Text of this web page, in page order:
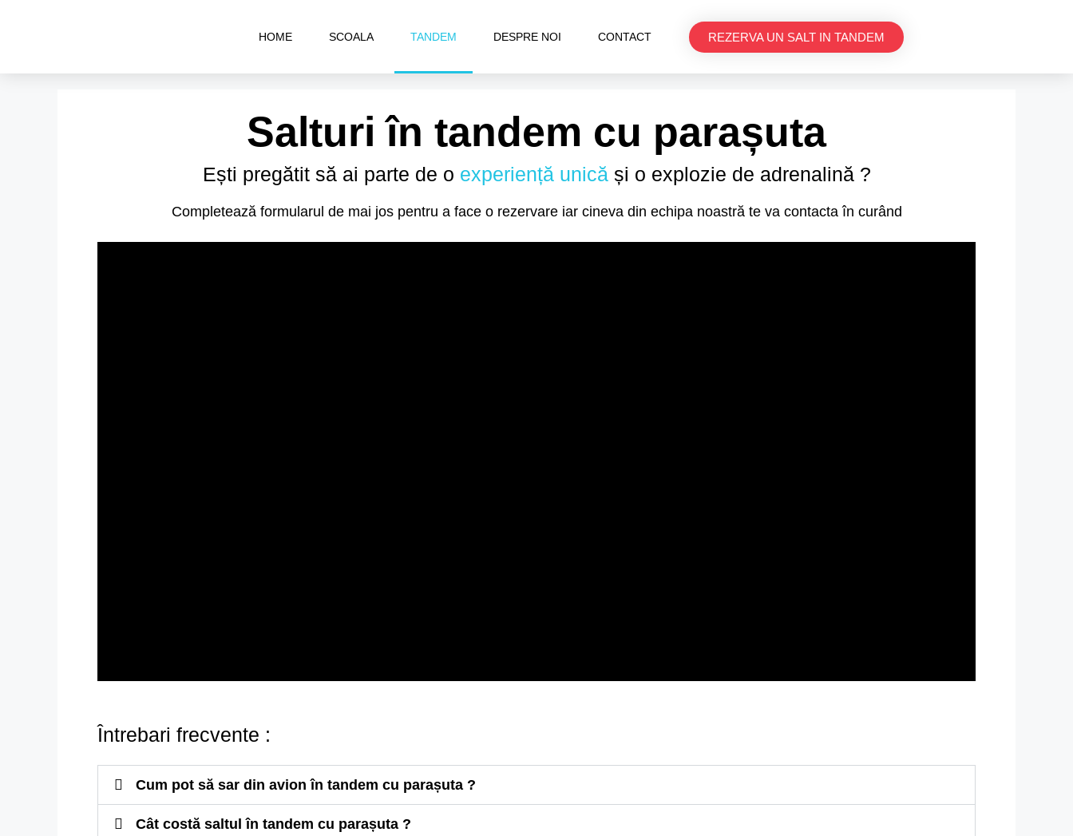
HOME SCOALA TANDEM DESPRE NOI CONTACT REZERVA UN SALT IN TANDEM
Salturi în tandem cu parașuta
Ești pregătit să ai parte de o experiență unică și o explozie de adrenalină ?​
Completează formularul de mai jos pentru a face o rezervare iar cineva din echipa noastră te va contacta în curând
Întrebari frecvente :
Cum pot să sar din avion în tandem cu parașuta ?
Cât costă saltul în tandem cu parașuta ?